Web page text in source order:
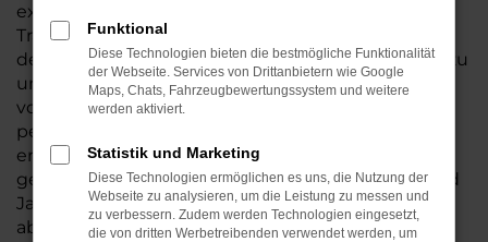
existiert seit 1974, somit sind wir ein
Traditionsunternehmen und seit der Gründung in
der Wetterau beheimatet. Aus Nidda ist der Weg zu
uns nicht weit. Bestimmt haben auch Sie schon
von uns gehört – wir laden Sie herzlich ein, uns
persönlich kennen zu lernen. Ihren Nissan Micra
erhalten Sie auf Wunsch als Neuwagen oder auch
gebraucht. Hinzu kommen Tageszulassungen und
Jahreswagen, die unser breites Sortiment
abrunden.
Funktional
Diese Technologien bieten die bestmögliche Funktionalität
der Webseite. Services von Drittanbietern wie Google
Maps, Chats, Fahrzeugbewertungssystem und weitere
werden aktiviert.
Statistik und Marketing
Diese Technologien ermöglichen es uns, die Nutzung der
Webseite zu analysieren, um die Leistung zu messen und
zu verbessern. Zudem werden Technologien eingesetzt,
die von dritten Werbetreibenden verwendet werden, um